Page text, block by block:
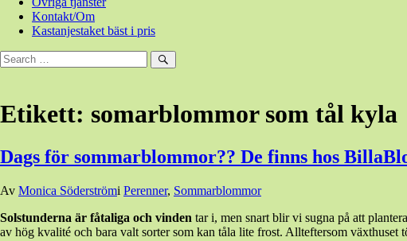
Kontakt/Om
Kastanjestaket bäst i pris
Sök
efter:
Sök
Etikett: somarblommor som tål kyla
Dags för sommarblommor?? De finns hos
Den
maj,
201514
Av Monica Söderströmi Perenner, Sommarblommor
Solstunderna är fåtaliga och vinden tar i, men snart blir vi sugna på att
av hög kvalité och bara valt sorter som kan tåla lite frost. Allteftersom